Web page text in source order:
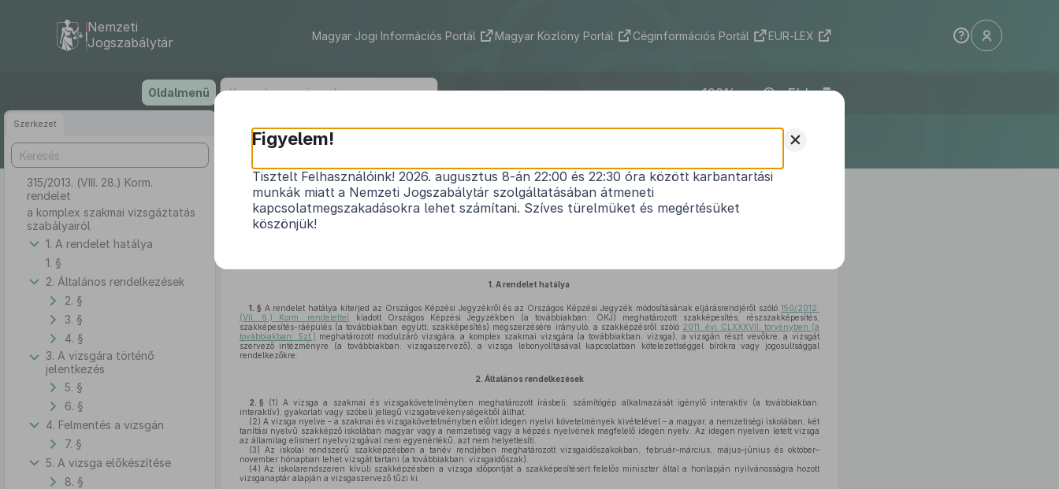
tartalomra
Nemzeti
Jogszabálytár
Magyar Jogi Információs Portál Magyar Közlöny Portál Céginformációs Portál EUR-LEX
Oldalmenü ELI
Szerkezet
315/2013. (VIII. 28.) Korm.
rendelet
a komplex szakmai vizsgáztatás
szabályairól
1. A rendelet hatálya
1. §
2. Általános rendelkezések
2. §
3. §
4. §
3. A vizsgára történő
jelentkezés
5. §
6. §
4. Felmentés a vizsgán
7. §
5. A vizsga előkészítése
8. §
315/2013. (VIII. 28.) Korm. rendelet
a komplex szakmai vizsgáztatás szabályairól1
Hatályos: 2019. 01. 01. – 2020. 02. 14.
1. A rendelet hatálya
1. § A rendelet hatálya kiterjed az Országos Képzési Jegyzékről és az Országos Képzési Jegyzék módosításának eljárásrendjéről szóló150/2012.
(VII. 6.) Korm. rendelettel
kiadott Országos Képzési Jegyzékben (a továbbiakban: OKJ) meghatározott szakképesítés, részszakképesítés,
szakképesítés-ráépülés (a továbbiakban együtt: szakképesítés) megszerzésére irányuló, a szakképzésről szóló 2011. évi CLXXXVII. törvényben (a
továbbiakban: Szt.) meghatározott modulzáró vizsgára, a komplex szakmai vizsgára (a továbbiakban: vizsga), a vizsgán részt vevőkre, a vizsgát
szervező intézményre (a továbbiakban: vizsgaszervező), a vizsga lebonyolításával kapcsolatban kötelezettséggel bírókra vagy jogosultsággal
rendelkezőkre.
2. Általános rendelkezések
2. § (1) A vizsga a szakmai és vizsgakövetelményben meghatározott írásbeli, számítógép alkalmazását igénylő interaktív (a továbbiakban:
interaktív), gyakorlati vagy szóbeli jellegű vizsgatevékenységekből állhat.
(2) A vizsga nyelve – a szakmai és vizsgakövetelményben előírt idegen nyelvi követelmények kivételével – a magyar, a nemzetiségi iskolában, két
tanítási nyelvű szakképző iskolában magyar vagy a nemzetiség vagy a képzés nyelvének megfelelő idegen nyelv. Az idegen nyelven letett vizsga
az államilag elismert nyelvvizsgával nem egyenértékű, azt nem helyettesíti.
(3) Az iskolai rendszerű szakképzésben a tanév rendjében meghatározott vizsgaidőszakokban, február–március, május–június és október–
november hónapban lehet vizsgát tartani (a továbbiakban: vizsgaidőszak).
(4) Az iskolarendszeren kívüli szakképzésben a vizsga időpontját a szakképesítésért felelős miniszter által a honlapján nyilvánosságra hozott
vizsganaptár alapján a vizsgaszervező tűzi ki.
+
Figyelem!
Tisztelt Felhasználóink! 2026. augusztus 8-án 22:00 és 22:30 óra között karbantartási
munkák miatt a Nemzeti Jogszabálytár szolgáltatásában átmeneti
kapcsolatmegszakadásokra lehet számítani. Szíves türelmüket és megértésüket
köszönjük!